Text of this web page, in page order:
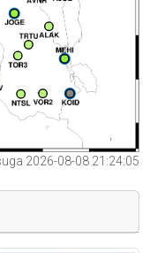
2026-08-08 21:24:05